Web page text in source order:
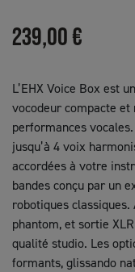
239,00 €
L’EHX Voice Box est
vocodeur compacte
performances
jusqu’à 4 voix
accordées à votre
bandes conçu par un
robotiques
phantom, et sortie
qualité studio. Les
formants, glissando